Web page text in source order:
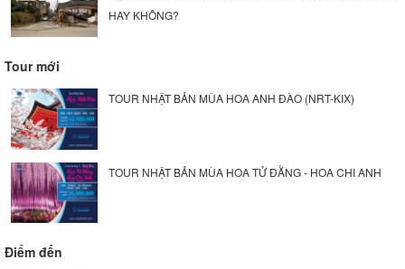
HAY KHÔNG?
Tour mới
TOUR NHẬT BẢN MÙA HOA ANH ĐÀO (NRT-KIX)
TOUR NHẬT BẢN MÙA HOA TỬ ĐẰNG - HOA CHI ANH
Điểm đến